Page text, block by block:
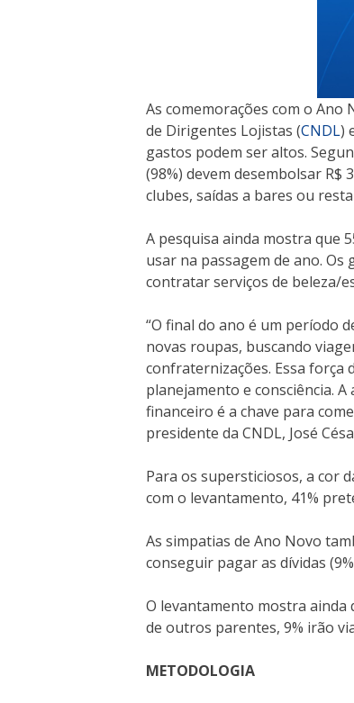
As comemorações com o Ano
de Dirigentes Lojistas (CNDL)
gastos podem ser altos.
(98%) devem desembolsar R$
clubes, saídas a bares ou
A pesquisa ainda mostra que
usar na passagem de ano. Os
contratar serviços de beleza/
“O final do ano é um período
novas roupas, buscando
confraternizações. Essa força
planejamento e consciência.
financeiro é a chave para
presidente da CNDL, José
Para os supersticiosos, a cor
com o levantamento, 41%
As simpatias de Ano Novo
conseguir pagar as dívidas
O levantamento mostra ainda
de outros parentes, 9% irão
METODOLOGIA